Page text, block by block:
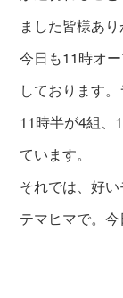
ました皆様あ
今日も11時オ
しております
11時半が4組、
ています。
それでは、好
テマヒマで。今